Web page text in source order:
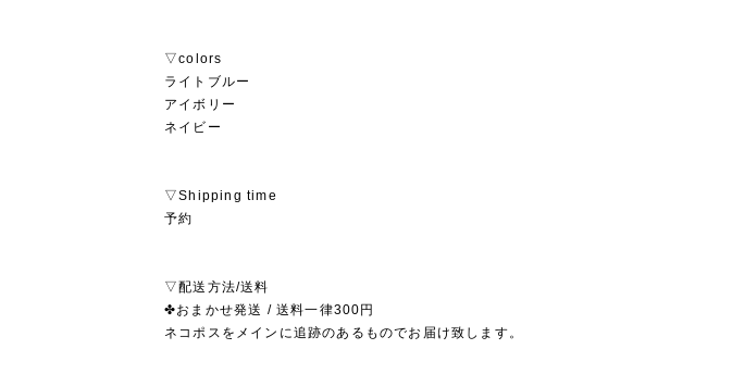
▽colors
ライトブルー
アイボリー
ネイビー
▽Shipping time
予約
▽配送方法/送料
✤おまかせ発送 / 送料一律300円
ネコポスをメインに追跡のあるものでお届け致します。